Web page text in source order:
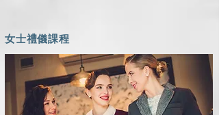
女士禮儀課程